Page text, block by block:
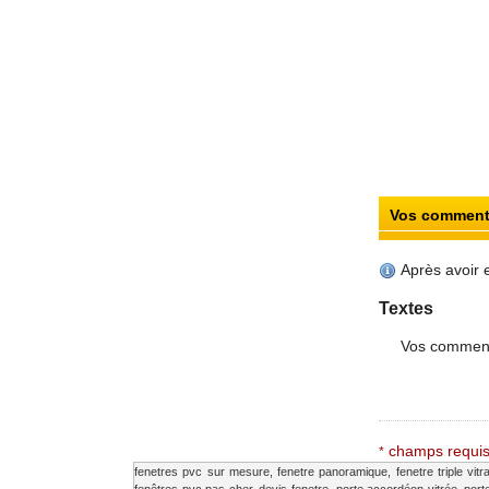
Vos
Après avoir
Textes
Vos
* champs requis
fenetres pvc sur mesure, fenetre panoramique, fenetre triple